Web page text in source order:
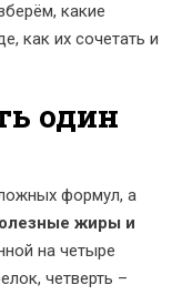
какие
как их сочетать и
один
формул, а
жиры и
на четыре
четверть –